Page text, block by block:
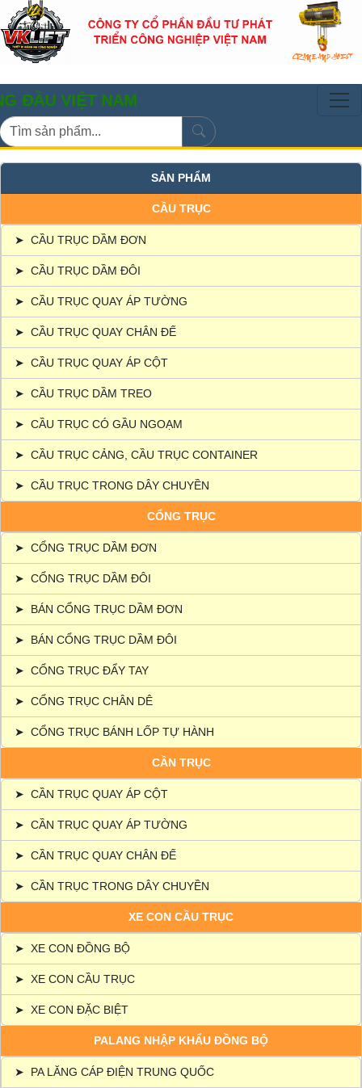
NAM
SẢN PHẨM
CẦU TRỤC
➤ CẦU TRỤC DẦM ĐƠN
➤ CẦU TRỤC DẦM ĐÔI
➤ CẦU TRỤC QUAY ÁP TƯỜNG
➤ CẦU TRỤC QUAY CHÂN ĐẾ
➤ CẦU TRỤC QUAY ÁP CỘT
➤ CẦU TRỤC DẦM TREO
➤ CẦU TRỤC CÓ GẦU NGOẠM
➤ CẦU TRỤC CẢNG, CẦU TRỤC CONTAINER
➤ CẦU TRỤC TRONG DÂY CHUYỀN
CỔNG TRỤC
➤ CỔNG TRỤC DẦM ĐƠN
➤ CỔNG TRỤC DẦM ĐÔI
➤ BÁN CỔNG TRỤC DẦM ĐƠN
➤ BÁN CỔNG TRỤC DẦM ĐÔI
➤ CỔNG TRỤC ĐẨY TAY
➤ CỔNG TRỤC CHÂN DÊ
➤ CỔNG TRỤC BÁNH LỐP TỰ HÀNH
CẦN TRỤC
➤ CẦN TRỤC QUAY ÁP CỘT
➤ CẦN TRỤC QUAY ÁP TƯỜNG
➤ CẦN TRỤC QUAY CHÂN ĐẾ
➤ CẦN TRỤC TRONG DÂY CHUYỀN
XE CON CẦU TRỤC
➤ XE CON ĐỒNG BỘ
➤ XE CON CẦU TRỤC
➤ XE CON ĐẶC BIỆT
PALANG NHẬP KHẨU ĐỒNG BỘ
➤ PA LĂNG CÁP ĐIỆN TRUNG QUỐC